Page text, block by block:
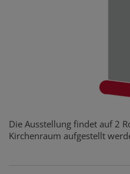
Die Ausstellung findet auf 2
Kirchenraum aufgestellt